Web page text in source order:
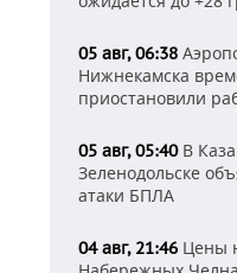
05 авг, 06:38
Нижнекамска
приостановили
05 авг, 05:40В
Зеленодольске
атаки БПЛА
04 авг, 21:46 Цены